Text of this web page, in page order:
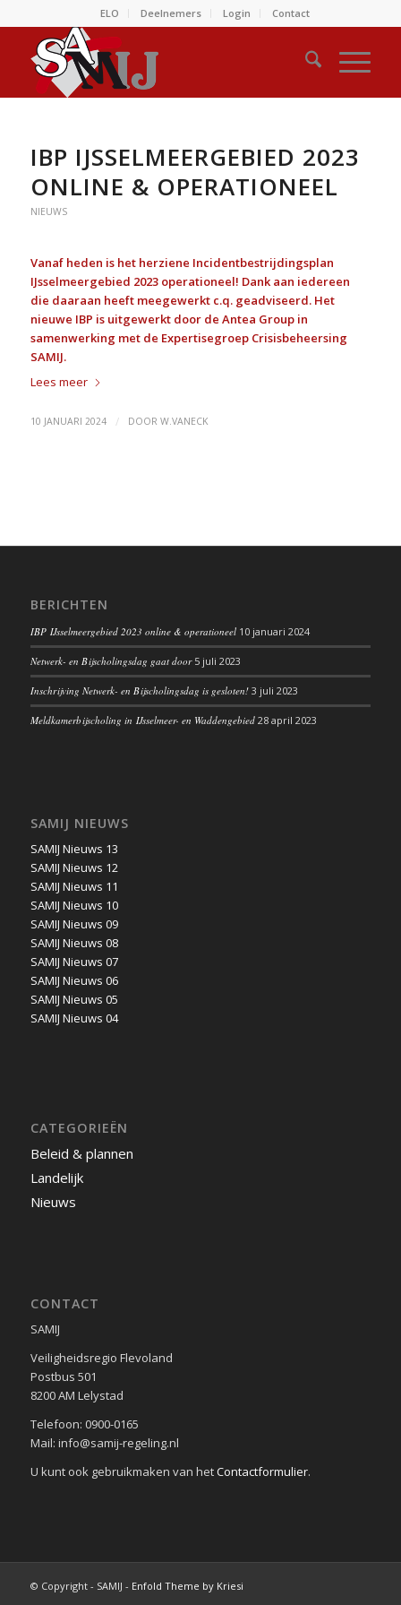
ELO Deelnemers Login Contact
IBP IJSSELMEERGEBIED 2023
ONLINE & OPERATIONEEL
NIEUWS
Vanaf heden is het herziene Incidentbestrijdingsplan
IJsselmeergebied 2023 operationeel! Dank aan iedereen
die daaraan heeft meegewerkt c.q. geadviseerd. Het
nieuwe IBP is uitgewerkt door de Antea Group in
samenwerking met de Expertisegroep Crisisbeheersing
SAMIJ.
Lees meer
10 JANUARI 2024 / DOOR W.VANECK
BERICHTEN
IBP IJsselmeergebied 2023 online & operationeel 10 januari 2024
Netwerk- en Bijscholingsdag gaat door 5 juli 2023
Inschrijving Netwerk- en Bijscholingsdag is gesloten! 3 juli 2023
Meldkamerbijscholing in IJsselmeer- en Waddengebied 28 april 2023
SAMIJ NIEUWS
SAMIJ Nieuws 13
SAMIJ Nieuws 12
SAMIJ Nieuws 11
SAMIJ Nieuws 10
SAMIJ Nieuws 09
SAMIJ Nieuws 08
SAMIJ Nieuws 07
SAMIJ Nieuws 06
SAMIJ Nieuws 05
SAMIJ Nieuws 04
CATEGORIEËN
Beleid & plannen
Landelijk
Nieuws
CONTACT
SAMIJ
Veiligheidsregio Flevoland
Postbus 501
8200 AM Lelystad
Telefoon: 0900-0165
Mail: info@samij-regeling.nl
U kunt ook gebruikmaken van hetContactformulier.
© Copyright - SAMIJ - Enfold Theme by Kriesi